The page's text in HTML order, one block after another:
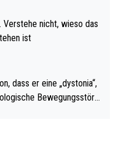
wundert mich: Luke Little
über Social Media GvV p
öfters mal gegen Ric
Verstehe nicht, wieso das
ist
dass er eine „dystonia“,
Bewegungsstöru